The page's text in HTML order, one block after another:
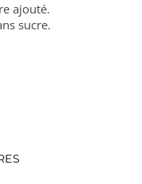
ajouté.
sucre.